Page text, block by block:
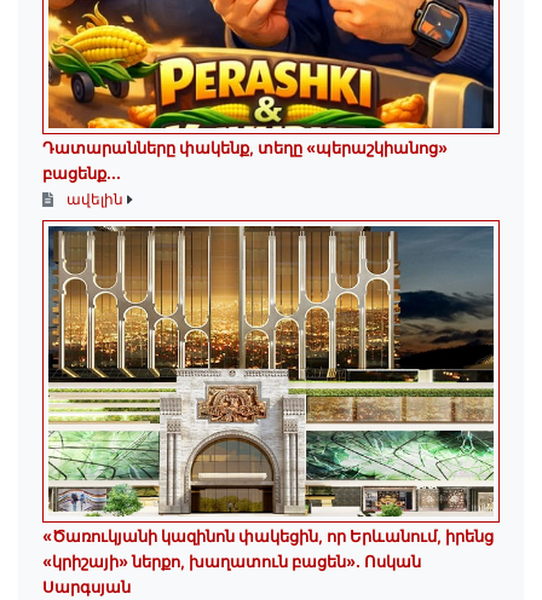
Դատարանները փակենք, տեղը «պերաշկիանոց»
բացենք․․․
ավելին
«Ծառուկյանի կազինոն փակեցին, որ Երևանում, իրենց
«կրիշայի» ներքո, խաղատուն բացեն»․ Ոսկան
Սարգսյան